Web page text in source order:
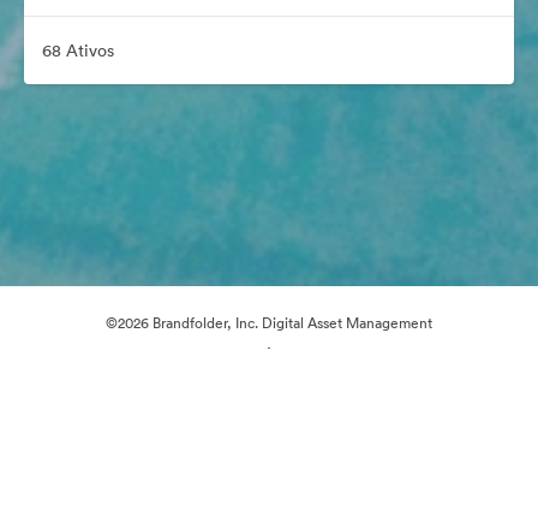
68 Ativos
©2026 Brandfolder, Inc. Digital Asset Management
·